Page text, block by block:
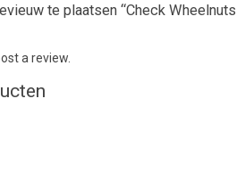
te plaatsen “Check Wheelnuts
a review.